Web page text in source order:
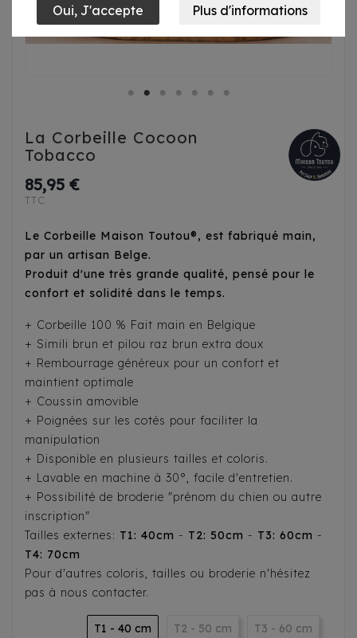
La Corbeille Cocoon
Tobacco
85,95 €
TTC
Le Corbeille Maison Toutou®, est fabriqué main,
par un artisan Belge.
Produit d'une très grande qualité, pensé pour le
confort et solidité dans le temps.
+ Corbeille 100 % Fait main en Belgique
+ Simili brun et pilou raz brun extra doux
+ Rembourrage généreux pour un confort et
maintient optimale
+ Coussin amovible
+ Poignées sur les cotés pour faciliter la
manipulation
+ Disponible en plusieurs tailles et coloris.
+ Lavable en machine à 30°, facile d'entretien.
+ Possibilité de broderie "prénom du chien ou autre
inscription"
Tailles externes: T1: 40cm - T2: 50cm - T3: 60cm -
T4: 70cm
Pour d'autres coloris, tailles ou broderie n'hésitez
pas à nous contacter.
T1 - 40 cm T2 - 50 cm T3 - 60 cm